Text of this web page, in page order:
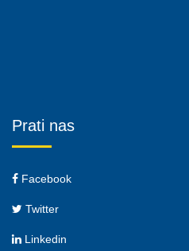
Prati nas
Facebook
Twitter
Linkedin